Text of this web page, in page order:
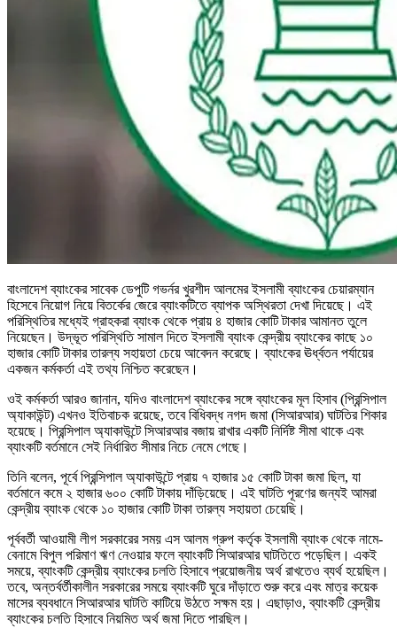
বাংলাদেশ ব্যাংকের সাবেক ডেপুটি গভর্নর খুরশীদ আলমের ইসলামী ব্যাংকের চেয়ারম্যান
হিসেবে নিয়োগ নিয়ে বিতর্কের জেরে ব্যাংকটিতে ব্যাপক অস্থিরতা দেখা দিয়েছে। এই
পরিস্থিতির মধ্যেই গ্রাহকরা ব্যাংক থেকে প্রায় ৪ হাজার কোটি টাকার আমানত তুলে
নিয়েছেন। উদ্ভূত পরিস্থিতি সামাল দিতে ইসলামী ব্যাংক কেন্দ্রীয় ব্যাংকের কাছে ১০
হাজার কোটি টাকার তারল্য সহায়তা চেয়ে আবেদন করেছে। ব্যাংকের ঊর্ধ্বতন পর্যায়ের
একজন কর্মকর্তা এই তথ্য নিশ্চিত করেছেন।
ওই কর্মকর্তা আরও জানান, যদিও বাংলাদেশ ব্যাংকের সঙ্গে ব্যাংকের মূল হিসাব (প্রিন্সিপাল
অ্যাকাউন্ট) এখনও ইতিবাচক রয়েছে, তবে বিধিবদ্ধ নগদ জমা (সিআরআর) ঘাটতির শিকার
হয়েছে। প্রিন্সিপাল অ্যাকাউন্টে সিআরআর বজায় রাখার একটি নির্দিষ্ট সীমা থাকে এবং
ব্যাংকটি বর্তমানে সেই নির্ধারিত সীমার নিচে নেমে গেছে।
তিনি বলেন, পূর্বে প্রিন্সিপাল অ্যাকাউন্টে প্রায় ৭ হাজার ১৫ কোটি টাকা জমা ছিল, যা
বর্তমানে কমে ২ হাজার ৬০০ কোটি টাকায় দাঁড়িয়েছে। এই ঘাটতি পূরণের জন্যই আমরা
কেন্দ্রীয় ব্যাংক থেকে ১০ হাজার কোটি টাকা তারল্য সহায়তা চেয়েছি।
পূর্ববর্তী আওয়ামী লীগ সরকারের সময় এস আলম গ্রুপ কর্তৃক ইসলামী ব্যাংক থেকে নামে-
বেনামে বিপুল পরিমাণ ঋণ নেওয়ার ফলে ব্যাংকটি সিআরআর ঘাটতিতে পড়েছিল। একই
সময়ে, ব্যাংকটি কেন্দ্রীয় ব্যাংকের চলতি হিসাবে প্রয়োজনীয় অর্থ রাখতেও ব্যর্থ হয়েছিল।
তবে, অন্তর্বর্তীকালীন সরকারের সময়ে ব্যাংকটি ঘুরে দাঁড়াতে শুরু করে এবং মাত্র কয়েক
মাসের ব্যবধানে সিআরআর ঘাটতি কাটিয়ে উঠতে সক্ষম হয়। এছাড়াও, ব্যাংকটি কেন্দ্রীয়
ব্যাংকের চলতি হিসাবে নিয়মিত অর্থ জমা দিতে পারছিল।